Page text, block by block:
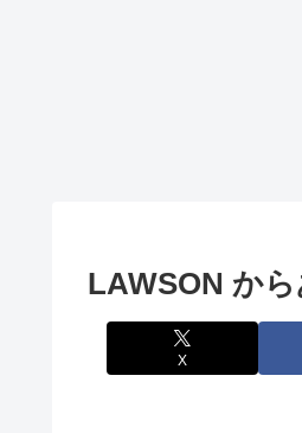
LAWSON か
X